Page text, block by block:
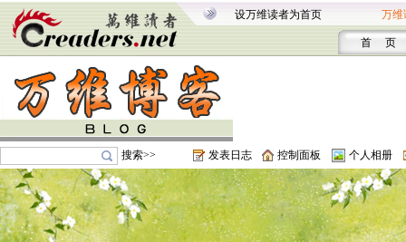
设万维读者为首页 万维
首 页
搜索>> 发表日志 控制面板 个人相册